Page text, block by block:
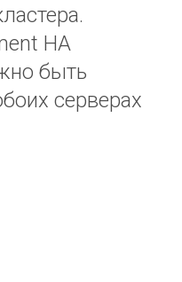
HA
быть
серверах